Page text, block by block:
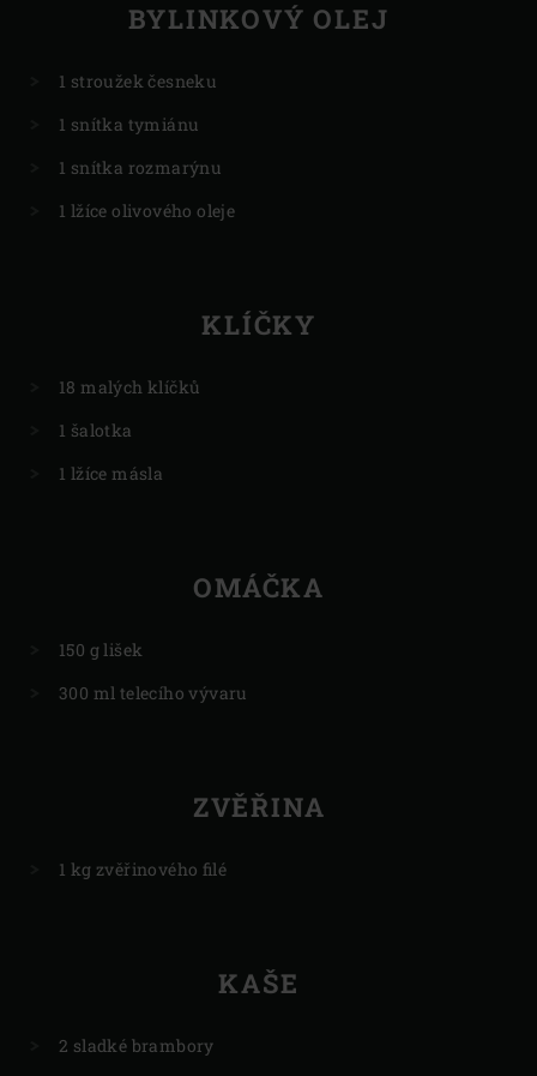
BYLINKOVÝ OLEJ
1 stroužek česneku
1 snítka tymiánu
1 snítka rozmarýnu
1 lžíce olivového oleje
KLÍČKY
18 malých klíčků
1 šalotka
1 lžíce másla
OMÁČKA
150 g lišek
300 ml telecího vývaru
ZVĚŘINA
1 kg zvěřinového filé
KAŠE
2 sladké brambory